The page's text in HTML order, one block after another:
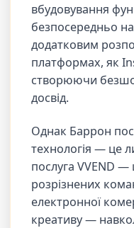
вбудовування
безпосередньо
додатковим
платформах, як
створюючи
досвід.
Однак Баррон
технологія — це
послуга VVEND
розрізнених
електронної
креативу —